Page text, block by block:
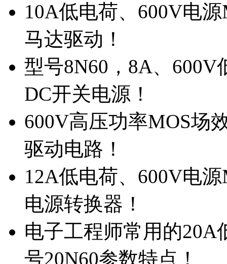
10A低电荷、600V电
马达驱动！
型号8N60，8A、
DC开关电源！
600V高压功率MOS场
驱动电路！
12A低电荷、600V电
电源转换器！
电子工程师常用的20A
号20N60参数特点！